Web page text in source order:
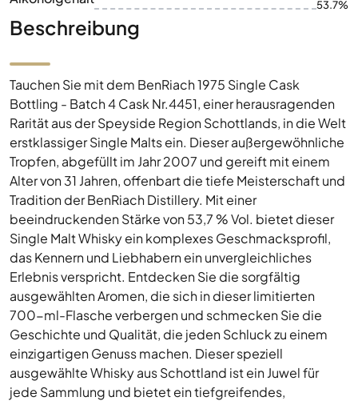
53.7%
Beschreibung
Tauchen Sie mit dem BenRiach 1975 Single Cask
Bottling - Batch 4 Cask Nr.4451, einer herausragenden
Rarität aus der Speyside Region Schottlands, in die Welt
erstklassiger Single Malts ein. Dieser außergewöhnliche
Tropfen, abgefüllt im Jahr 2007 und gereift mit einem
Alter von 31 Jahren, offenbart die tiefe Meisterschaft und
Tradition der BenRiach Distillery. Mit einer
beeindruckenden Stärke von 53,7 % Vol. bietet dieser
Single Malt Whisky ein komplexes Geschmacksprofil,
das Kennern und Liebhabern ein unvergleichliches
Erlebnis verspricht. Entdecken Sie die sorgfältig
ausgewählten Aromen, die sich in dieser limitierten
700-ml-Flasche verbergen und schmecken Sie die
Geschichte und Qualität, die jeden Schluck zu einem
einzigartigen Genuss machen. Dieser speziell
ausgewählte Whisky aus Schottland ist ein Juwel für
jede Sammlung und bietet ein tiefgreifendes,